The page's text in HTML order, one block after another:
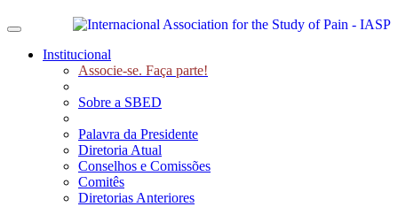
Toggle navigation
Institucional
Associe-se. Faça parte!
Sobre a SBED
Palavra da Presidente
Diretoria Atual
Conselhos e Comissões
Comitês
Diretorias Anteriores